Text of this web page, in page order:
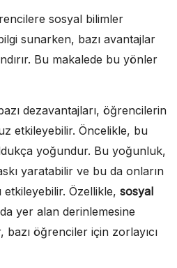
sosyal bilimler
sunarken, bazı avantajlar
Bu makalede bu yönler
dezavantajları, öğrencilerin
etkileyebilir. Öncelikle, bu
yoğundur. Bu yoğunluk,
yaratabilir ve bu da onların
etkileyebilir. Özellikle, sosyal
yer alan derinlemesine
öğrenciler için zorlayıcı